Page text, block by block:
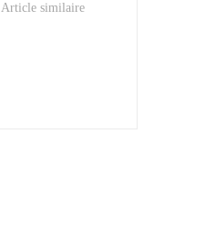
Article similaire